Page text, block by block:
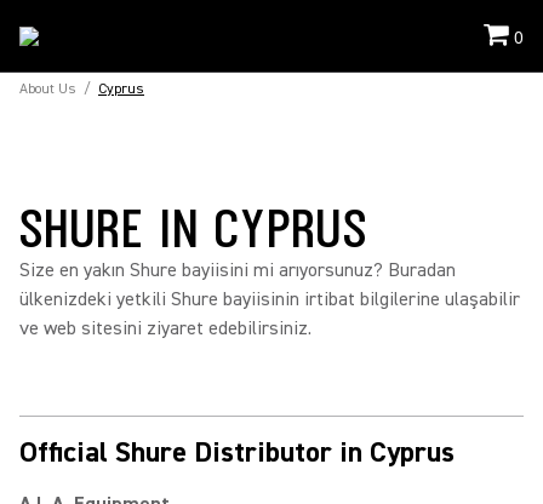
0
About Us / Cyprus
SHURE IN CYPRUS
Size en yakın Shure bayiisini mi arıyorsunuz? Buradan
ülkenizdeki yetkili Shure bayiisinin irtibat bilgilerine ulaşabilir
ve web sitesini ziyaret edebilirsiniz.
Official Shure Distributor in Cyprus